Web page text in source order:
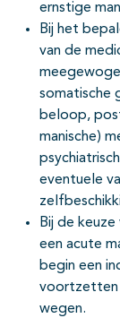
ernstige
Bij het
van de
somatische
beloop,
manische)
eventuele
Bij de
een acute
begin een
voortzetten
wegen.